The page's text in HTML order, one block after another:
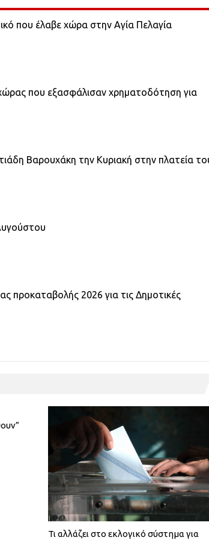
που έλαβε χώρα στην Αγία Πελαγία
που εξασφάλισαν χρηματοδότηση για
Βαρουχάκη την Κυριακή στην πλατεία
προκαταβολής 2026 για τις Δημοτικές
Τι αλλάζει στο εκλογικό σύστημα για